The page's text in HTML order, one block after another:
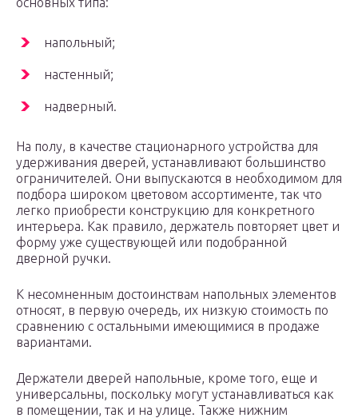
напольный;
настенный;
надверный.
На полу, в качестве стационарного устройства для
удерживания дверей, устанавливают большинство
ограничителей. Они выпускаются в необходимом для
подбора широком цветовом ассортименте, так что
легко приобрести конструкцию для конкретного
интерьера. Как правило, держатель повторяет цвет и
форму уже существующей или подобранной
дверной ручки.
К несомненным достоинствам напольных элементов
относят, в первую очередь, их низкую стоимость по
сравнению с остальными имеющимися в продаже
вариантами.
Держатели дверей напольные, кроме того, еще и
универсальны, поскольку могут устанавливаться как
в помещении, так и на улице. Также нижним